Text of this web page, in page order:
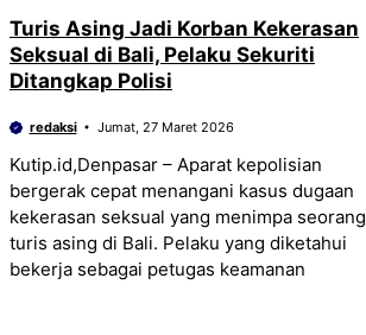
Turis Asing Jadi Korban Kekerasan
Seksual di Bali, Pelaku Sekuriti
Ditangkap Polisi
redaksi Jumat, 27 Maret 2026
Kutip.id,Denpasar – Aparat kepolisian
bergerak cepat menangani kasus dugaan
kekerasan seksual yang menimpa seorang
turis asing di Bali. Pelaku yang diketahui
bekerja sebagai petugas keamanan